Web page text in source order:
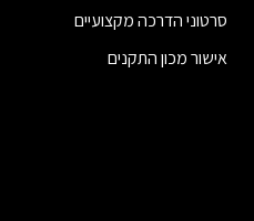
סרטוני הדרכה מקצועיים
אישור מכון התקנים